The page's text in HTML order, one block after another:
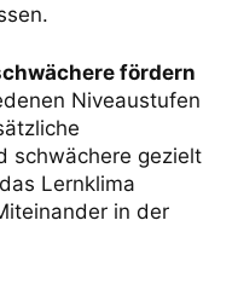
fördern
Niveaustufen
schwächere gezielt
Lernklima
in der